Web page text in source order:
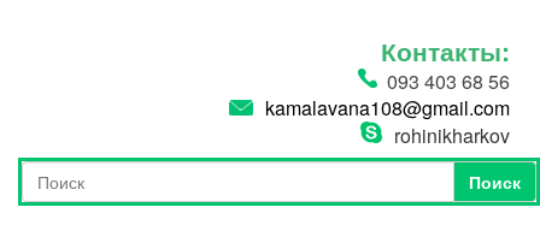
Контакты:
093 403 68 56
kamalavana108@gmail.com
rohinikharkov
Форма поиска
Поиск